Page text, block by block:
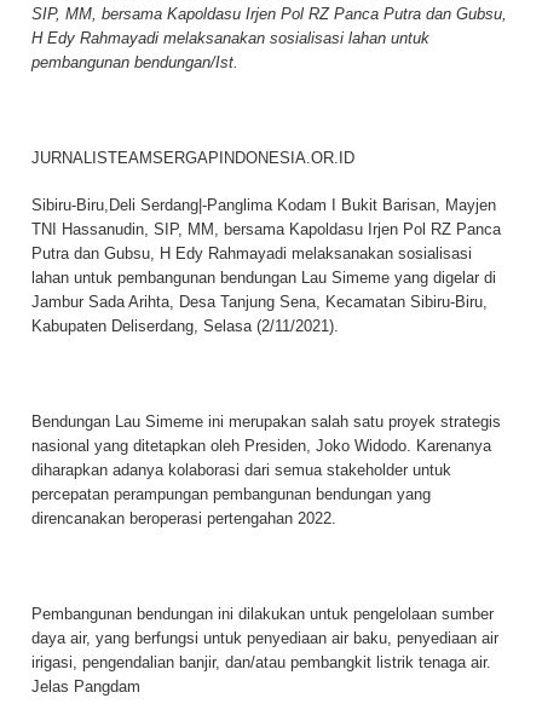
SIP, MM, bersama Kapoldasu Irjen Pol RZ Panca Putra dan Gubsu,
H Edy Rahmayadi melaksanakan sosialisasi lahan untuk
pembangunan bendungan/Ist.
JURNALISTEAMSERGAPINDONESIA.OR.ID
Sibiru-Biru,Deli Serdang|-Panglima Kodam I Bukit Barisan, Mayjen
TNI Hassanudin, SIP, MM, bersama Kapoldasu Irjen Pol RZ Panca
Putra dan Gubsu, H Edy Rahmayadi melaksanakan sosialisasi
lahan untuk pembangunan bendungan Lau Simeme yang digelar di
Jambur Sada Arihta, Desa Tanjung Sena, Kecamatan Sibiru-Biru,
Kabupaten Deliserdang, Selasa (2/11/2021).
Bendungan Lau Simeme ini merupakan salah satu proyek strategis
nasional yang ditetapkan oleh Presiden, Joko Widodo. Karenanya
diharapkan adanya kolaborasi dari semua stakeholder untuk
percepatan perampungan pembangunan bendungan yang
direncanakan beroperasi pertengahan 2022.
Pembangunan bendungan ini dilakukan untuk pengelolaan sumber
daya air, yang berfungsi untuk penyediaan air baku, penyediaan air
irigasi, pengendalian banjir, dan/atau pembangkit listrik tenaga air.
Jelas Pangdam